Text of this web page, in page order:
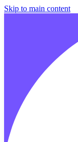
Skip to main content